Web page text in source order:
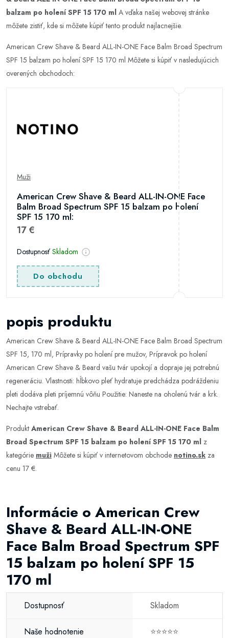
balzam po holení SPF 15 170 ml A vďaka našej webovej stránke
môžete zistiť, kde si môžete kúpiť tento produkt najlacnejšie.
American Crew Shave & Beard ALL-IN-ONE Face Balm Broad Spectrum
SPF 15 balzam po holení SPF 15 170 ml Môžete si kúpiť v nasledujúcich
overených obchodoch:
Muži
American Crew Shave & Beard ALL-IN-ONE Face
Balm Broad Spectrum SPF 15 balzam po holení
SPF 15 170 ml:
17 €
Dostupnosť Skladom
Do obchodu
popis produktu
American Crew Shave & Beard ALL-IN-ONE Face Balm Broad Spectrum
SPF 15, 170 ml, Prípravky po holení pre mužov, Prípravok po holení
American Crew Shave & Beard vašu tvár upokojí a dopraje jej potrebnú
regeneráciu. Vlastnosti: hĺbkovo pleť hydratuje predchádza podráždeniu
pleti dodáva pleti príjemnú vôňu Použitie: Naneste na oholenú tvár a krk.
Nechajte vstrebať.
Produkt American Crew Shave & Beard ALL-IN-ONE Face Balm
Broad Spectrum SPF 15 balzam po holení SPF 15 170 ml z
kategórie muži Môžete si kúpiť v internetovom obchode notino.sk za
cenu 17 €.
Informácie o American Crew
Shave & Beard ALL-IN-ONE
Face Balm Broad Spectrum SPF
15 balzam po holení SPF 15
170 ml
Dostupnosť Skladom
Naše hodnotenie ⭐⭐⭐⭐⭐